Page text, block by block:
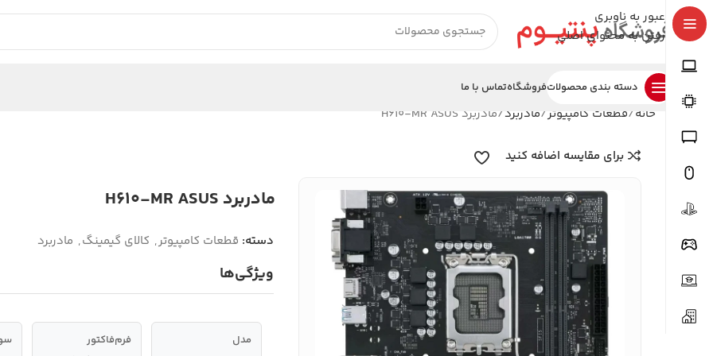
عبور به ناوبری
رفتن به محتوای اصلی
دسته بندی محصولاتفروشگاهتماس با ما
خانه قطعات کامپیوتر مادربرد مادربرد H610-MR ASUS
برای مقایسه اضافه کنید
مادربرد H610-MR ASUS
دسته: قطعات کامپیوتر, کالای گیمینگ, مادربرد
ویژگی‌ها
مدل فرم‌فاکتور